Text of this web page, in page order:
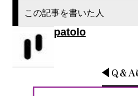
この記事を書いた人
patolo
Q＆A